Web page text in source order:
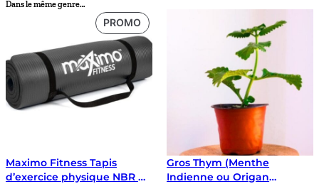
Dans le même genre…
PROMOPRODUIT
EN
PROMOTION
Maximo Fitness Tapis
d’exercice physique NBR de
Gros Thym (Menthe
Indienne ou Origan